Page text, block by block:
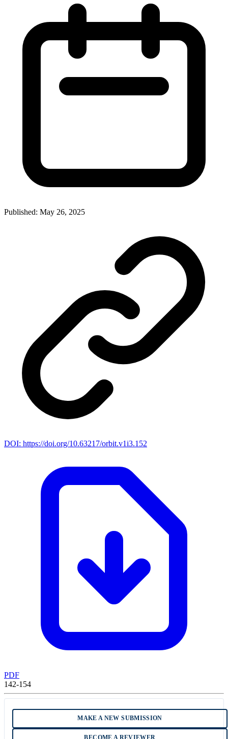
Published: May 26, 2025
DOI: https://doi.org/10.63217/orbit.v1i3.152
PDF
142-154
MAKE A NEW SUBMISSION
BECOME A REVIEWER